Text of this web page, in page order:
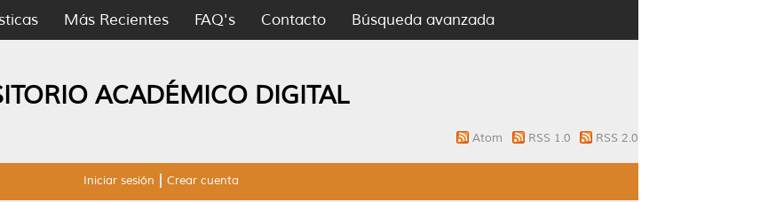
Más Recientes FAQ's Contacto Búsqueda avanzada
ACADÉMICO DIGITAL
Atom RSS 1.0 RSS 2.0
Iniciar sesión Crear cuenta